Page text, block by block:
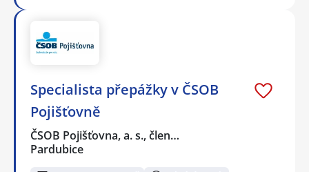
Specialista přepážky v ČSOB
Pojišťovně
ČSOB Pojišťovna, a. s., člen…
Pardubice